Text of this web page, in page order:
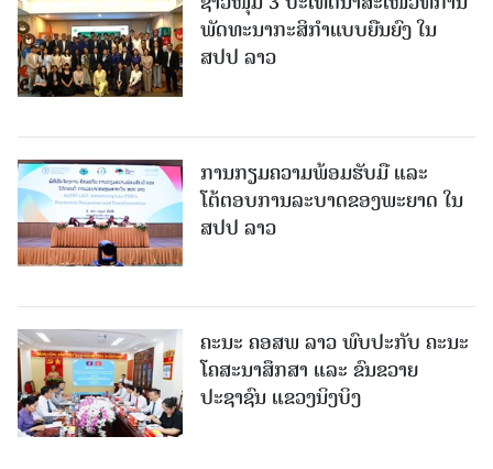
ພັດທະນາກະສິກຳແບບຍືນຍົງ ໃນ
ສປປ ລາວ
ການກຽມຄວາມພ້ອມຮັບມື ແລະ
ໂຕ້ຕອບການລະບາດຂອງພະຍາດ ໃນ
ສປປ ລາວ
ຄະນະ ຄອສພ ລາວ ພົບປະກັບ ຄະນະ
ໂຄສະນາສຶກສາ ແລະ ຂົນຂວາຍ
ປະຊາຊົນ ແຂວງນິງບິງ